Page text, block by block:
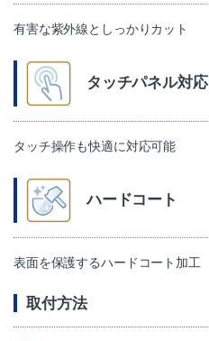
有害な紫外線としっかりカット
タッチパネル対応
タッチ操作も快適に対応可能
ハードコート
表面を保護するハードコート加工
取付方法